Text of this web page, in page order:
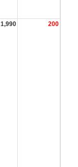
1,990 200